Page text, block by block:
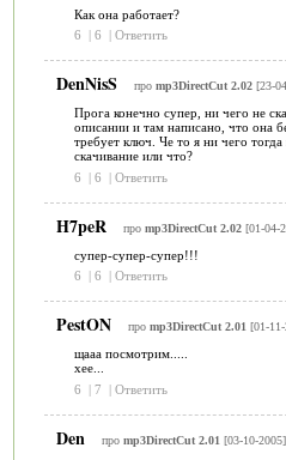
Как она работает?
6
| 6 | Ответить
DenNisS про mp3DirectCut 2.02[23-
Прога конечно супер, ни чего не
описании и там написано, что она
требует ключ. Че то я ни чего тогда
скачивание или что?
6
| 6 | Ответить
H7peR про mp3DirectCut 2.02[01-04-
супер-супер-супер!!!
6
| 6 | Ответить
PestON про mp3DirectCut 2.01 [01-
щааа посмотрим.....
хее...
6
| 7 | Ответить
Den про mp3DirectCut 2.01 [03-10-2005]